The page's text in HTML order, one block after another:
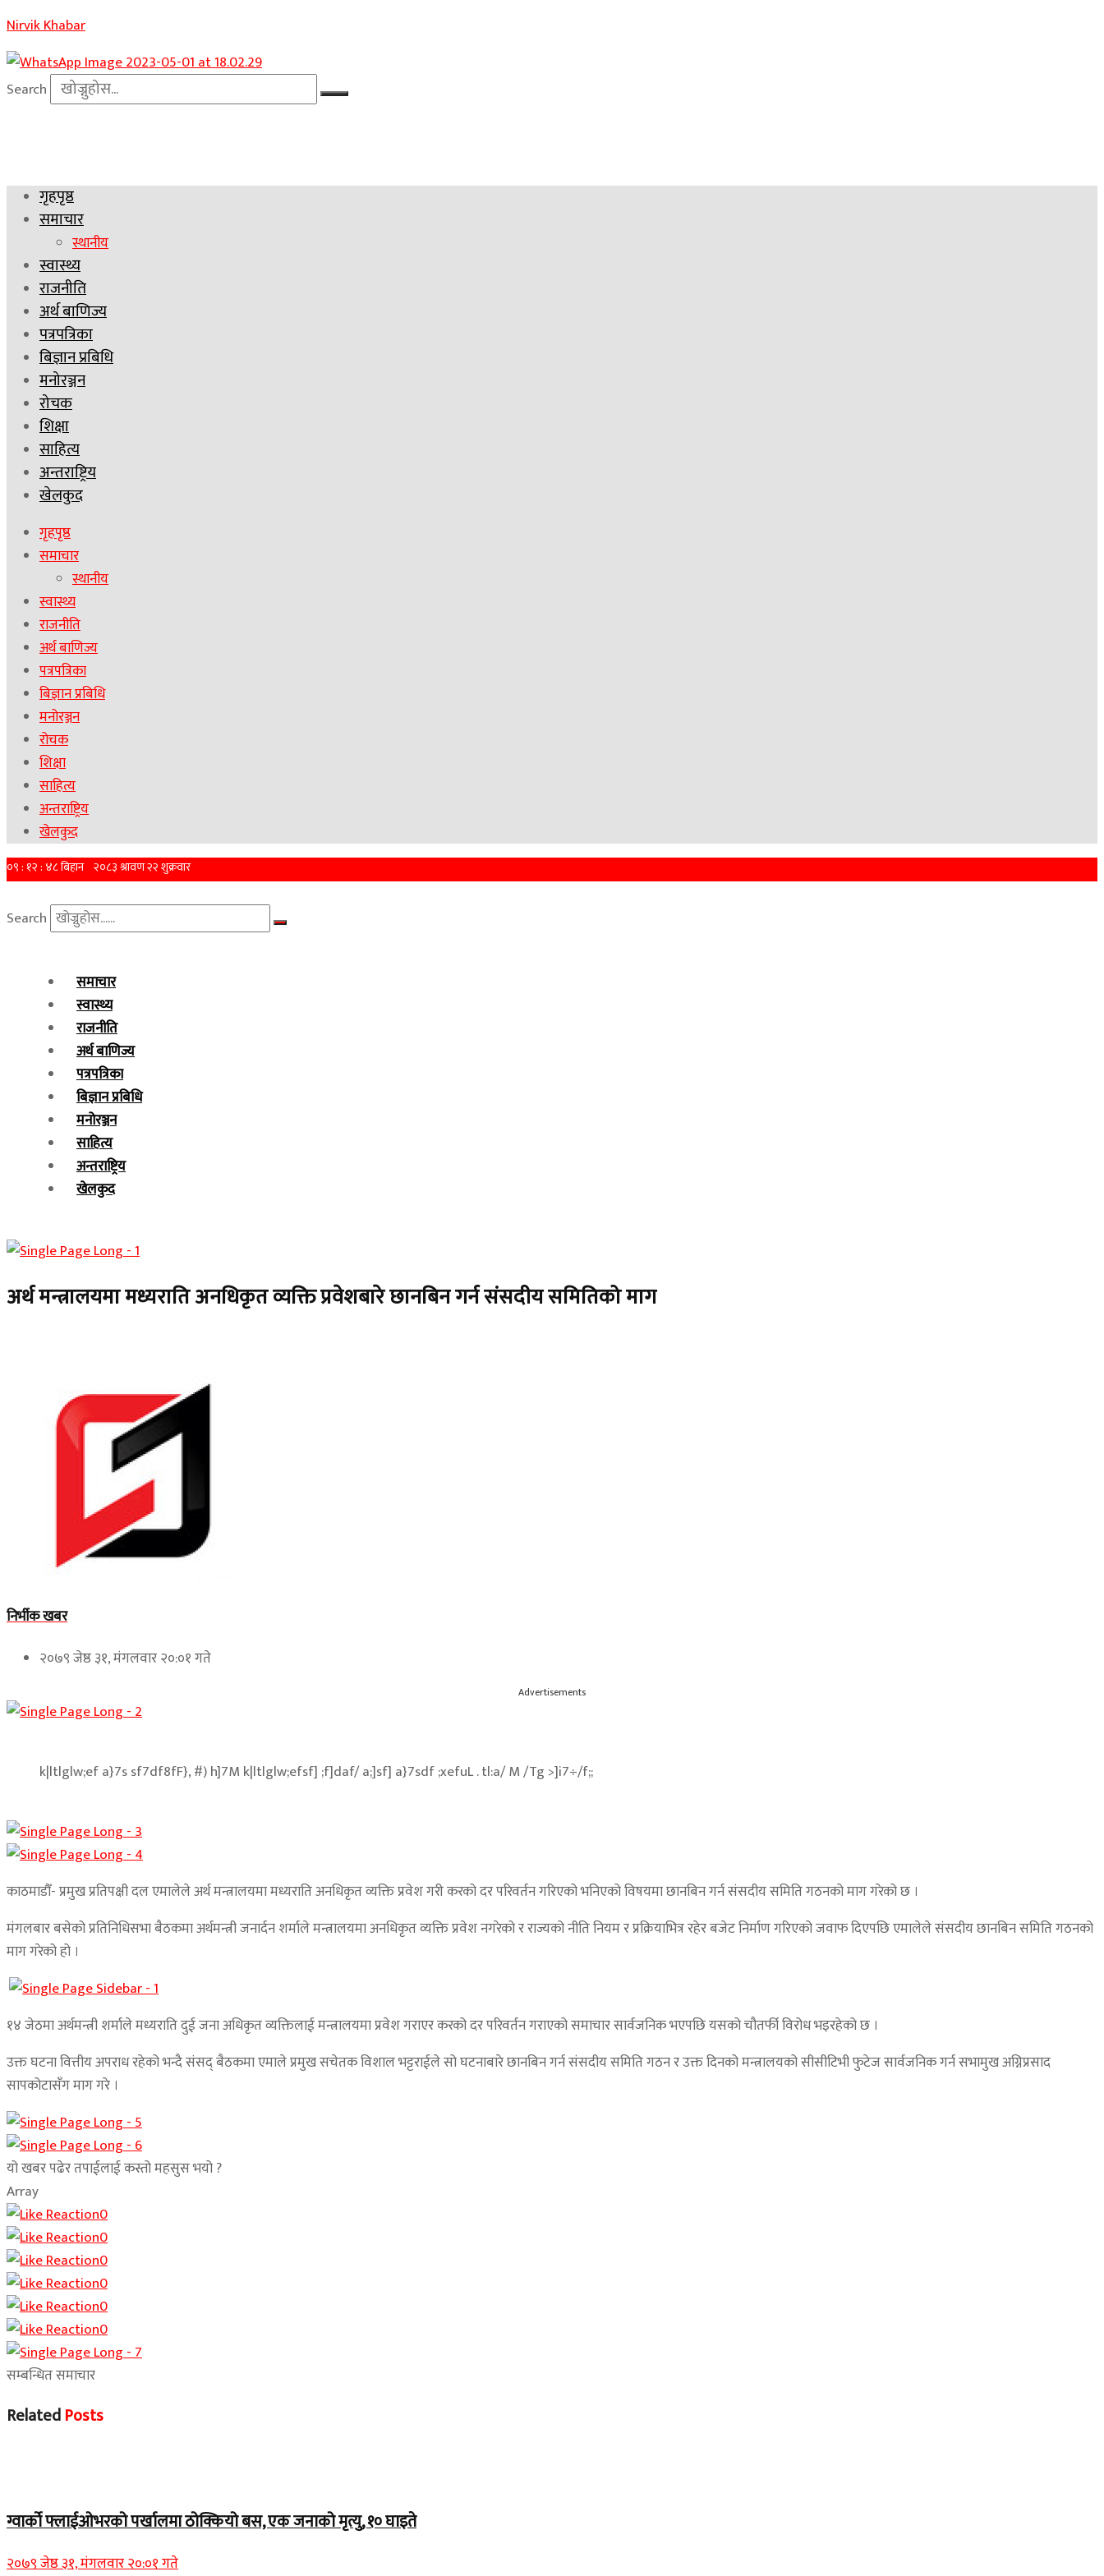
Nirvik Khabar
Search
गृहपृष्ठ
समाचार
स्थानीय
स्वास्थ्य
राजनीति
अर्थ बाणिज्य
पत्रपत्रिका
बिज्ञान प्रबिधि
मनोरञ्जन
रोचक
शिक्षा
साहित्य
अन्तराष्ट्रिय
खेलकुद
गृहपृष्ठ
समाचार
स्थानीय
स्वास्थ्य
राजनीति
अर्थ बाणिज्य
पत्रपत्रिका
बिज्ञान प्रबिधि
मनोरञ्जन
रोचक
शिक्षा
साहित्य
अन्तराष्ट्रिय
खेलकुद
Search
समाचार
स्वास्थ्य
राजनीति
अर्थ बाणिज्य
पत्रपत्रिका
बिज्ञान प्रबिधि
मनोरञ्जन
साहित्य
अन्तराष्ट्रिय
खेलकुद
अर्थ मन्त्रालयमा मध्यराति अनधिकृत व्यक्ति प्रवेशबारे छानबिन गर्न संसदीय समितिको माग
निर्भीक खबर
२०७९ जेष्ठ ३१, मंगलवार २०:०१ गते
Advertisements
k|ltlglw;ef a}7s sf7df8fF}, #) h]7M k|ltlglw;efsf] ;f]daf/ a;]sf] a}7sdf ;xefuL . tl:a/ M /Tg >]i7÷/f;;
काठमाडौँ- प्रमुख प्रतिपक्षी दल एमालेले अर्थ मन्त्रालयमा मध्यराति अनधिकृत व्यक्ति प्रवेश गरी करको दर परिवर्तन गरिएको भनिएको विषयमा छानबिन गर्न संसदीय समिति गठनको माग गरेको छ ।
मंगलबार बसेको प्रतिनिधिसभा बैठकमा अर्थमन्त्री जनार्दन शर्माले मन्त्रालयमा अनधिकृत व्यक्ति प्रवेश नगरेको र राज्यको नीति नियम र प्रक्रियाभित्र रहेर बजेट निर्माण गरिएको जवाफ दिएपछि एमालेले संसदीय छानबिन समिति गठनको
माग गरेको हो ।
१४ जेठमा अर्थमन्त्री शर्माले मध्यराति दुई जना अधिकृत व्यक्तिलाई मन्त्रालयमा प्रवेश गराएर करको दर परिवर्तन गराएको समाचार सार्वजनिक भएपछि यसको चौतर्फी विरोध भइरहेको छ ।
उक्त घटना वित्तीय अपराध रहेको भन्दै संसद् बैठकमा एमाले प्रमुख सचेतक विशाल भट्टराईले सो घटनाबारे छानबिन गर्न संसदीय समिति गठन र उक्त दिनको मन्त्रालयको सीसीटिभी फुटेज सार्वजनिक गर्न सभामुख अग्निप्रसाद
सापकोटासँग माग गरे ।
यो खबर पढेर तपाईलाई कस्तो महसुस भयो ?
Array
0
0
0
0
0
0
सम्बन्धित समाचार
RelatedPosts
ग्वार्को फ्लाईओभरको पर्खालमा ठोक्कियो बस, एक जनाको मृत्यु, १० घाइते
२०७९ जेष्ठ ३१, मंगलवार २०:०१ गते